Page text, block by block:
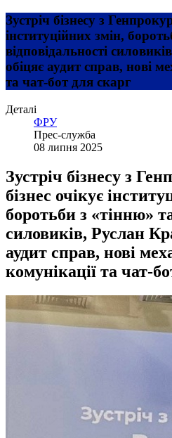
Зустріч бізнесу з
інституційних змін,
відповідальності
обіцяє аудит справ, нові
та чат-бот для скарг
Деталі
ФРУ
Прес-служба
08 липня 2025
Зустріч бізнесу з
бізнес очікує
боротьби з «тінню»
силовиків, Руслан
аудит справ, нові
комунікації та чат-